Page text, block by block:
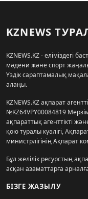
KZNEWS
KZNEWS.KZ - еліміздегі
мәдени және спорт
Үздік сараптамалық
алаңы.
KZNEWS.KZ ақпарат
№KZ64VPY00084819
ақпараттық агенттікті
қою туралы куәлігі,
министрлігінің Ақпарат
Бұл желілік ресурстың
асқан азаматтарға
БІЗГЕ ЖАЗЫЛУ